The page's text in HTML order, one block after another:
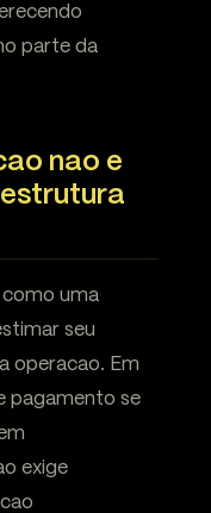
parte da
nao e
como uma
seu
operacao. Em
pagamento se
exige